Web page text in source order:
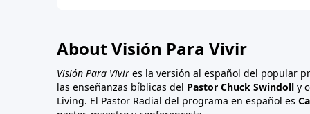
About Visión Para Vivir
Visión Para Vivir es la versión al español del popular
las enseñanzas bíblicas del Pastor Chuck Swindoll y
Living. El Pastor Radial del programa en español es